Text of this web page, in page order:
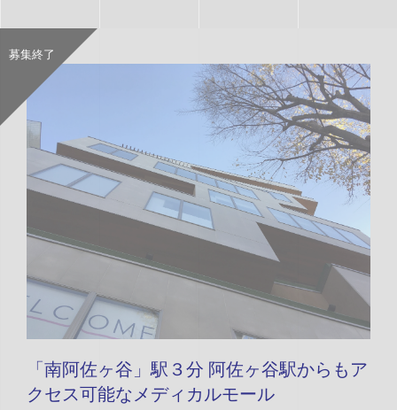
「南阿佐ヶ谷」駅３分 阿佐ヶ谷駅からもア
クセス可能なメディカルモール
募集終了